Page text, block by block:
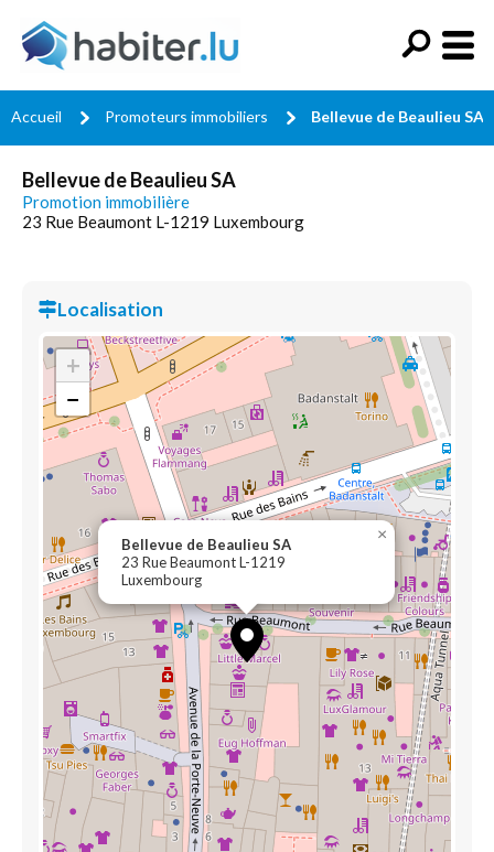
Accueil Promoteurs immobiliers Bellevue de Beaulieu SA
Bellevue de Beaulieu SA
Promotion immobilière
23 Rue Beaumont L-1219 Luxembourg
Localisation
Bellevue de Beaulieu SA
23 Rue Beaumont L-1219
Luxembourg
×
+
−